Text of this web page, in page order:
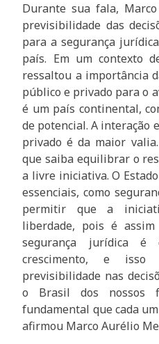
Durante sua fala,
previsibilidade das
para a segurança
país. Em um contexto
ressaltou a importância
público e privado para o
é um país continental,
de potencial. A interação
privado é da maior
que saiba equilibrar o
a livre iniciativa. O
essenciais, como
permitir que a
liberdade, pois é
segurança jurídica é
crescimento, e
previsibilidade nas
o Brasil dos nossos
fundamental que cada
afirmou Marco Aurélio